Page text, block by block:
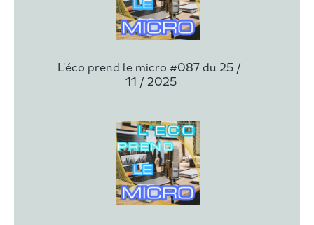
L'éco prend le micro #087 du 25 /
11 / 2025